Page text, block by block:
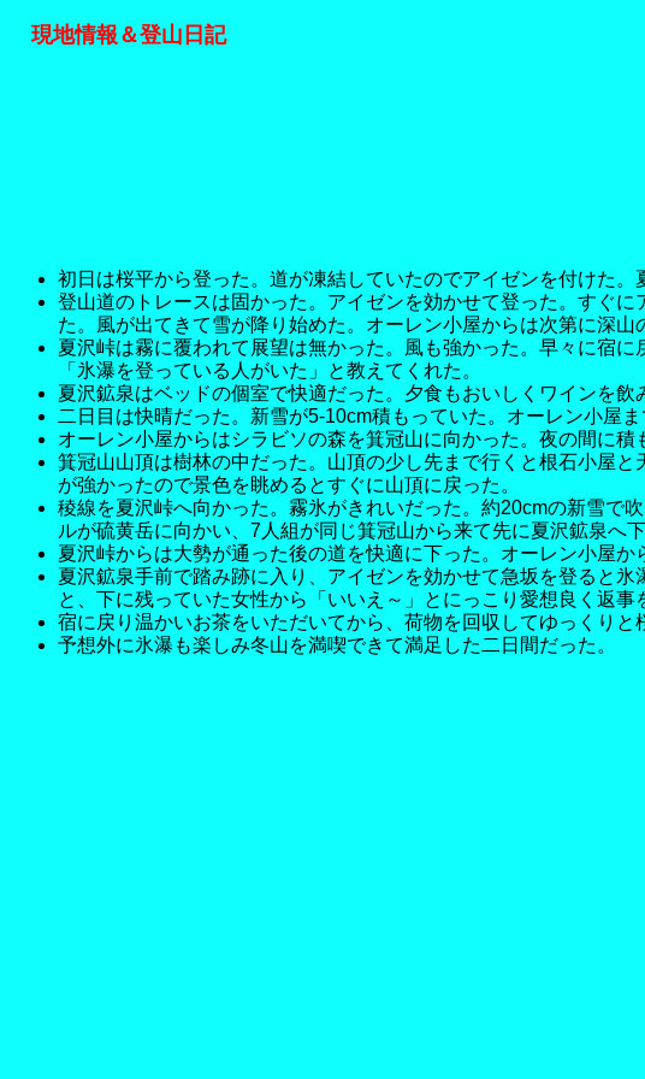
現地情報＆登山日記
初日は桜平から登った。道が凍結していたのでアイゼンを付けた
登山道のトレースは固かった。アイゼンを効かせて登った。すぐ
た。風が出てきて雪が降り始めた。オーレン小屋からは次第に深山
夏沢峠は霧に覆われて展望は無かった。風も強かった。早々に宿
「氷瀑を登っている人がいた」と教えてくれた。
夏沢鉱泉はベッドの個室で快適だった。夕食もおいしくワインを飲
二日目は快晴だった。新雪が5-10cm積もっていた。オーレン小屋
オーレン小屋からはシラビソの森を箕冠山に向かった。夜の間に
箕冠山山頂は樹林の中だった。山頂の少し先まで行くと根石小屋
が強かったので景色を眺めるとすぐに山頂に戻った。
稜線を夏沢峠へ向かった。霧氷がきれいだった。約20cmの新雪で
ルが硫黄岳に向かい、7人組が同じ箕冠山から来て先に夏沢鉱泉へ下
夏沢峠からは大勢が通った後の道を快適に下った。オーレン小屋
夏沢鉱泉手前で踏み跡に入り、アイゼンを効かせて急坂を登ると
と、下に残っていた女性から「いいえ～」とにっこり愛想良く返事
宿に戻り温かいお茶をいただいてから、荷物を回収してゆっくりと
予想外に氷瀑も楽しみ冬山を満喫できて満足した二日間だった。